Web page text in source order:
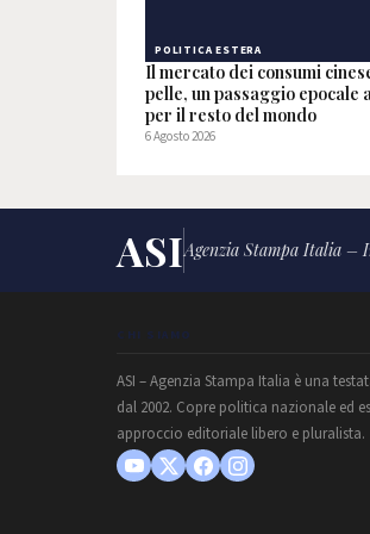
POLITICA ESTERA
Il mercato dei consumi
pelle, un passaggio epocale
per il resto del mondo
6 Agosto 2026
ASIAgenzia Stampa Italia –
CHI SIAMO
ASI – Agenzia Stampa Italia è una
dal 2002. Copre politica nazionale ed
approccio editoriale libero e pluralista.